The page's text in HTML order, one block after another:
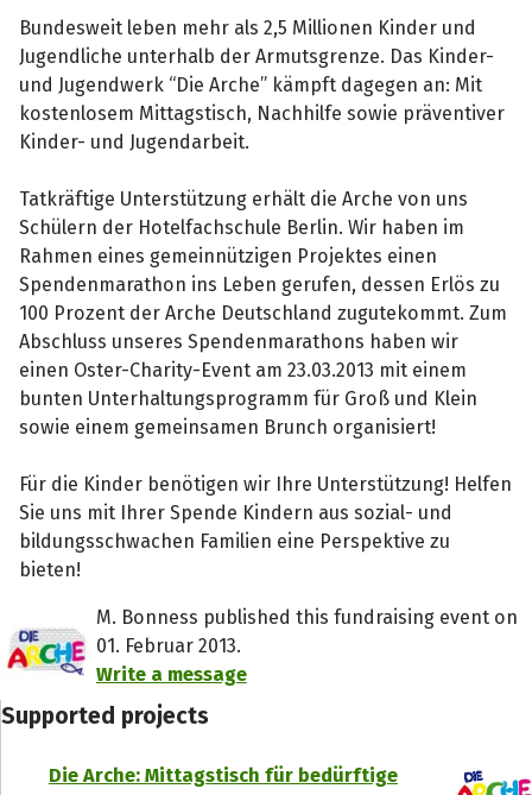
Bundesweit leben mehr als 2,5 Millionen Kinder und
Jugendliche unterhalb der Armutsgrenze. Das Kinder-
und Jugendwerk “Die Arche” kämpft dagegen an: Mit
kostenlosem Mittagstisch, Nachhilfe sowie präventiver
Kinder- und Jugendarbeit.
Tatkräftige Unterstützung erhält die Arche von uns
Schülern der Hotelfachschule Berlin. Wir haben im
Rahmen eines gemeinnützigen Projektes einen
Spendenmarathon ins Leben gerufen, dessen Erlös zu
100 Prozent der Arche Deutschland zugutekommt. Zum
Abschluss unseres Spendenmarathons haben wir
einen Oster-Charity-Event am 23.03.2013 mit einem
bunten Unterhaltungsprogramm für Groß und Klein
sowie einem gemeinsamen Brunch organisiert!
Für die Kinder benötigen wir Ihre Unterstützung! Helfen
Sie uns mit Ihrer Spende Kindern aus sozial- und
bildungsschwachen Familien eine Perspektive zu
bieten!
M. Bonness published this fundraising event on
01. Februar 2013.
Write a message
Supported projects
Die Arche: Mittagstisch für bedürftige